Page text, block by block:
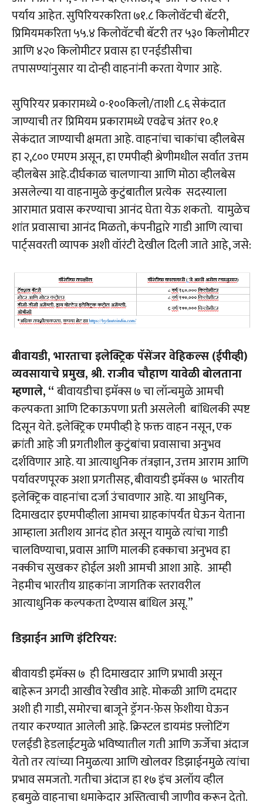
पर्याय आहेत. सुपिरियरकरिता ७१.८ किलोवॅटची बॅटरी,
प्रिमियमकरिता ५५.४ किलोवॅटची बॅटरी तर ५३० किलोमीटर
आणि ४२० किलोमीटर प्रवास हा एनईडीसीचा
तपासण्यांनुसार या दोन्ही वाहनांनी करता येणार आहे.
सुपिरियर प्रकारामध्ये ०-१००किलो/ताशी ८.६ सेकंदात
जाण्याची तर प्रिमियम प्रकारामध्ये एवढेच अंतर १०.१
सेकंदात जाण्याची क्षमता आहे. वाहनांचा चाकांचा व्हीलबेस
हा २,८०० एमएम असून, हा एमपीव्ही श्रेणीमधील सर्वात उत्तम
व्हीलबेस आहे.दीर्घकाळ चालणाऱ्या आणि मोठा व्हीलबेस
असलेल्या या वाहनामुळे कुटुंबातील प्रत्येक सदस्याला
आरामात प्रवास करण्याचा आनंद घेता येऊ शकतो. यामुळेच
शांत प्रवासाचा आनंद मिळतो, कंपनीद्वारे गाडी आणि त्याचा
पार्ट्सवरती व्यापक अशी वॉरंटी देखील दिली जाते आहे, जसे:
बीवायडी, भारताचा इलेक्ट्रिक पॅसेंजर वेहिकल्स (ईपीव्ही)
व्यवसायाचे प्रमुख, श्री. राजीव चौहाण यावेळी बोलताना
म्हणाले, “बीवायडीचा इमॅक्स ७ चा लॉन्चमुळे आमची
कल्पकता आणि टिकाऊपणा प्रती असलेली बांधिलकी स्पष्ट
दिसून येते. इलेक्ट्रिक एमपीव्ही हे फ़क्त वाहन नसून, एक
क्रांती आहे जी प्रगतीशील कुटुंबांचा प्रवासाचा अनुभव
दर्शविणार आहे. या आत्याधुनिक तंत्रज्ञान, उत्तम आराम आणि
पर्यावरणपूरक अशा प्रगतीसह, बीवायडी इमॅक्स ७ भारतीय
इलेक्ट्रिक वाहनांचा दर्जा उंचावणार आहे. या आधुनिक,
दिमाखदार इएमपीव्हीला आमचा ग्राहकांपर्यंत घेऊन येताना
आम्हाला अतीशय आनंद होत असून यामुळे त्यांचा गाडी
चालविण्याचा, प्रवास आणि मालकी हक्काचा अनुभव हा
नक्कीच सुखकर होईल अशी आमची आशा आहे. आम्ही
नेहमीच भारतीय ग्राहकांना जागतिक स्तरावरील
आत्याधुनिक कल्पकता देण्यास बांधिल असू.”
डिझाईन आणि इंटिरियर:
बीवायडी इमॅक्स ७ ही दिमाखदार आणि प्रभावी असून
बाहेरून अगदी आखीव रेखीव आहे. मोकळी आणि दमदार
अशी ही गाडी, समोरचा बाजूने ड्रॅगन-फ़ेस फ़ेशीया घेऊन
तयार करण्यात आलेली आहे. क्रिस्टल डायमंड फ़्लोटिंग
एलईडी हेडलाईटमुळे भविष्यातील गती आणि ऊर्जेचा अंदाज
येतो तर त्यांच्या निमुळत्या आणि खोलवर डिझाईनमुळे त्यांचा
प्रभाव समजतो. गतीचा अंदाज हा १७ इंच अलॉय व्हील
हबमुळे वाहनाचा धमाकेदार अस्तित्वाची जाणीव करून देतो.